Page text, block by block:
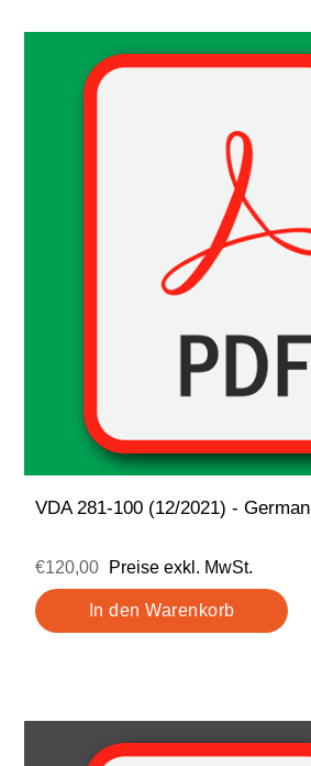
VDA 281-100 (12/2021) -
€120,00 Preise exkl. MwSt.